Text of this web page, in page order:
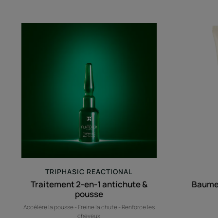
1
antichute
&
pousse
TRIPHASIC REACTIONAL
Traitement 2-en-1 antichute &
pousse
Accélère la pousse - Freine la chute - Renforce les
cheveux